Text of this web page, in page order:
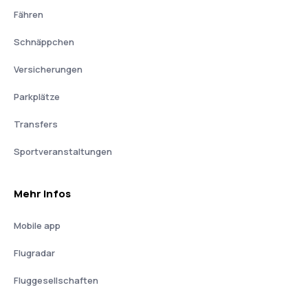
Fähren
Schnäppchen
Versicherungen
Parkplätze
Transfers
Sportveranstaltungen
Mehr Infos
Mobile app
Flugradar
Fluggesellschaften